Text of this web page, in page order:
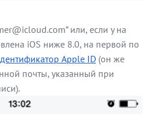
или, если у на
iOS ниже 8.0, на первой по
Apple ID (он же
почты, указанный при